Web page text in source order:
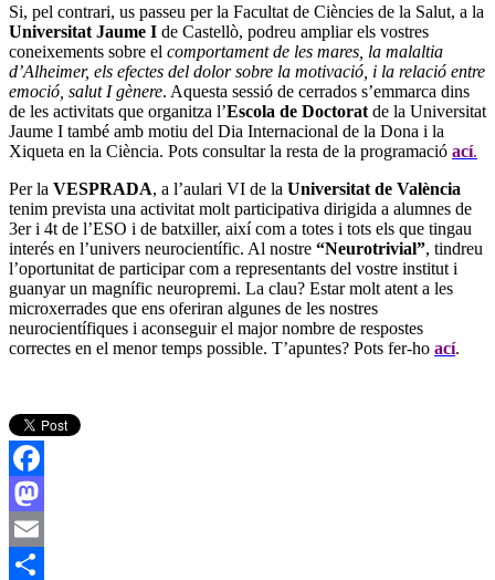
Si, pel contrari, us passeu per la Facultat de Ciències de la Salut, a la
Universitat Jaume I de Castellò, podreu ampliar els vostres
coneixements sobre el comportament de les mares, la malaltia
d’Alheimer, els efectes del dolor sobre la motivació, i la relació entre
emoció, salut I gènere. Aquesta sessió de cerrados s’emmarca dins
de les activitats que organitza l’Escola de Doctorat de la Universitat
Jaume I també amb motiu del Dia Internacional de la Dona i la
Xiqueta en la Ciència. Pots consultar la resta de la programació ací.
Per la VESPRADA, a l’aulari VI de la Universitat de València
tenim prevista una activitat molt participativa dirigida a alumnes de
3er i 4t de l’ESO i de batxiller, així com a totes i tots els que tingau
interés en l’univers neurocientífic. Al nostre “Neurotrivial”, tindreu
l’oportunitat de participar com a representants del vostre institut i
guanyar un magnífic neuropremi. La clau? Estar molt atent a les
microxerrades que ens oferiran algunes de les nostres
neurocientífiques i aconseguir el major nombre de respostes
correctes en el menor temps possible. T’apuntes? Pots fer-ho ací.
Facebook
Mastodon
Email